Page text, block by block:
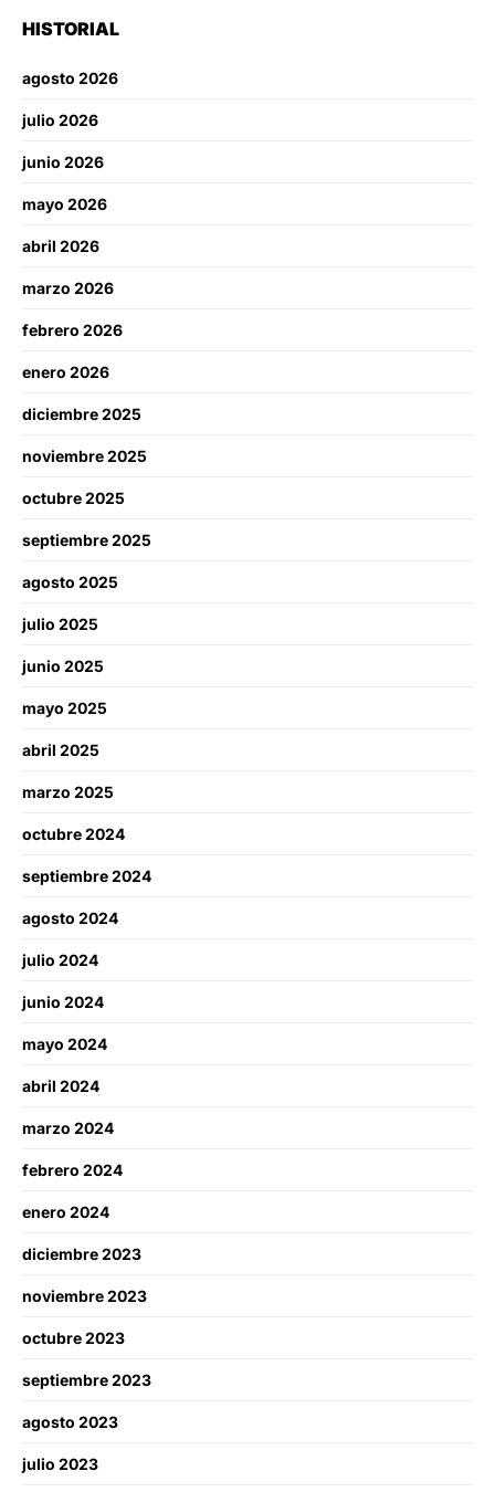
HISTORIAL
agosto 2026
julio 2026
junio 2026
mayo 2026
abril 2026
marzo 2026
febrero 2026
enero 2026
diciembre 2025
noviembre 2025
octubre 2025
septiembre 2025
agosto 2025
julio 2025
junio 2025
mayo 2025
abril 2025
marzo 2025
octubre 2024
septiembre 2024
agosto 2024
julio 2024
junio 2024
mayo 2024
abril 2024
marzo 2024
febrero 2024
enero 2024
diciembre 2023
noviembre 2023
octubre 2023
septiembre 2023
agosto 2023
julio 2023